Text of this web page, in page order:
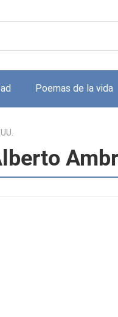
Poemas de la vida